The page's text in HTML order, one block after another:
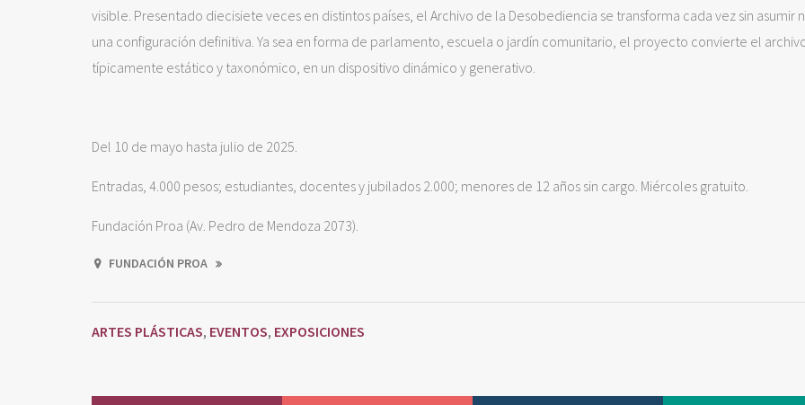
visible. Presentado diecisiete veces en distintos países, el Archivo de la Desobediencia se transforma cada vez sin asumir
una configuración definitiva. Ya sea en forma de parlamento, escuela o jardín comunitario, el proyecto convierte el
típicamente estático y taxonómico, en un dispositivo dinámico y generativo.
Del 10 de mayo hasta julio de 2025.
Entradas, 4.000 pesos; estudiantes, docentes y jubilados 2.000; menores de 12 años sin cargo. Miércoles gratuito.
Fundación Proa (Av. Pedro de Mendoza 2073).
FUNDACIÓN PROA
ARTES PLÁSTICAS, EVENTOS, EXPOSICIONES